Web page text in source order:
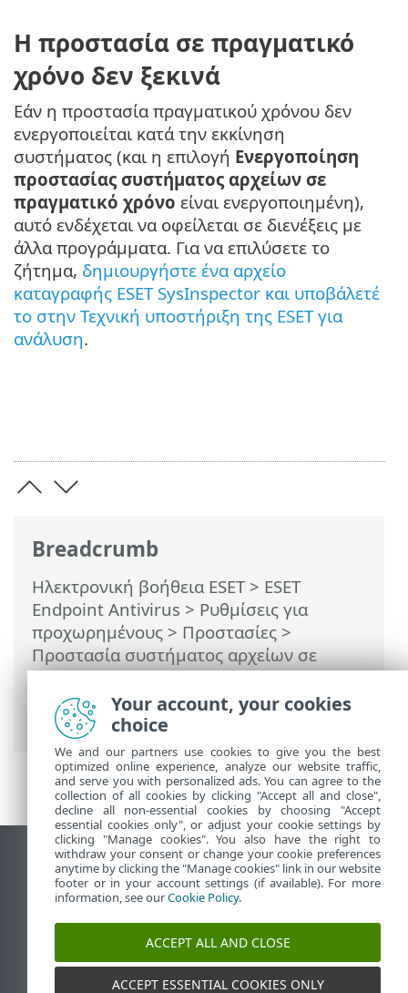
Breadcrumb
Ηλεκτρονική βοήθεια ESET> ESET
Endpoint Antivirus > Ρυθμίσεις για
προχωρημένους > Προστασίες >
Προστασία συστήματος αρχείων σε
πραγματικό χρόνο> Τι να κάνετε αν δεν
λειτουργεί η προστασία συστήματος σε
πραγματικό χρόνο
Η προστασία σε πραγματικό
χρόνο δεν ξεκινά
Εάν η προστασία πραγματικού χρόνου δεν
ενεργοποιείται κατά την εκκίνηση
συστήματος (και η επιλογή Ενεργοποίηση
προστασίας συστήματος αρχείων σε
πραγματικό χρόνο είναι ενεργοποιημένη),
αυτό ενδέχεται να οφείλεται σε διενέξεις με
άλλα προγράμματα. Για να επιλύσετε το
ζήτημα, δημιουργήστε ένα αρχείο
καταγραφής ESET SysInspector και υποβάλετέ
το στην Τεχνική υποστήριξη της ESET για
ανάλυση.
Προβολή ιστότοπου επιφάνειας εργασίας
End of Life
Γνωσιακή βάση ESET
Ομάδα συζήτησης ESET
ESET Status Portal
Τοπική υποστήριξη
Your account, your cookies
choice
We and our partners use cookies to give you the best
optimized online experience, analyze our website traffic,
and serve you with personalized ads. You can agree to the
collection of all cookies by clicking "Accept all and close",
decline all non-essential cookies by choosing "Accept
essential cookies only", or adjust your cookie settings by
clicking "Manage cookies". You also have the right to
withdraw your consent or change your cookie preferences
anytime by clicking the "Manage cookies" link in our website
footer or in your account settings (if available). For more
information, see ourCookie Policy.
ACCEPT ALL AND CLOSE
ACCEPT ESSENTIAL COOKIES ONLY